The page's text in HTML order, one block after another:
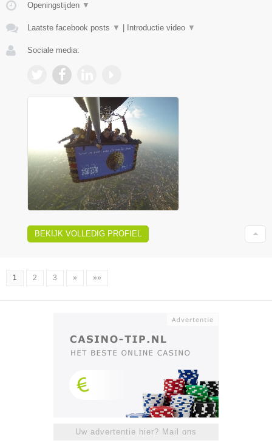
Openingstijden ▼
Laatste facebook posts ▼ Introductie video ▼
Sociale media:
BEKIJK VOLLEDIG PROFIEL
1 2 3 » »»
Uw advertentie hier? Mail ons